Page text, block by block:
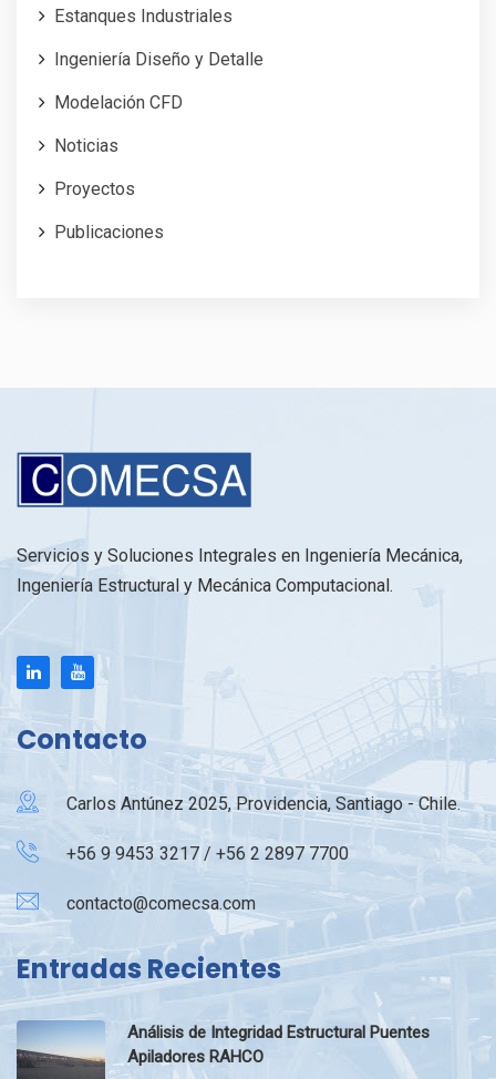
Estanques Industriales
Ingeniería Diseño y Detalle
Modelación CFD
Noticias
Proyectos
Publicaciones
Servicios y Soluciones Integrales en Ingeniería Mecánica,
Ingeniería Estructural y Mecánica Computacional.
Contacto
Carlos Antúnez 2025, Providencia, Santiago - Chile.
+56 9 9453 3217 / +56 2 2897 7700
contacto@comecsa.com
Entradas Recientes
Análisis de Integridad Estructural Puentes
Apiladores RAHCO